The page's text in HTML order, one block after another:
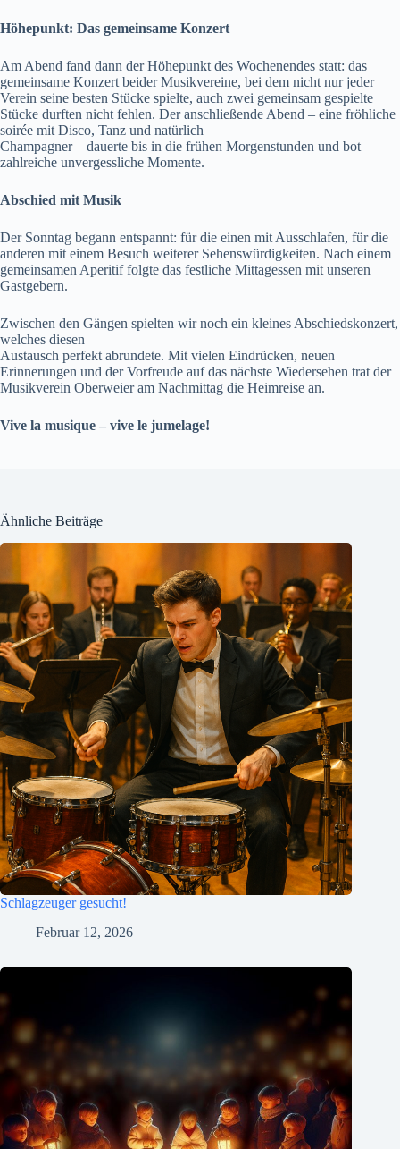
Höhepunkt: Das gemeinsame Konzert
Am Abend fand dann der Höhepunkt des Wochenendes statt: das
gemeinsame Konzert beider Musikvereine, bei dem nicht nur jeder
Verein seine besten Stücke spielte, auch zwei gemeinsam gespielte
Stücke durften nicht fehlen. Der anschließende Abend – eine fröhliche
soirée mit Disco, Tanz und natürlich
Champagner – dauerte bis in die frühen Morgenstunden und bot
zahlreiche unvergessliche Momente.
Abschied mit Musik
Der Sonntag begann entspannt: für die einen mit Ausschlafen, für die
anderen mit einem Besuch weiterer Sehenswürdigkeiten. Nach einem
gemeinsamen Aperitif folgte das festliche Mittagessen mit unseren
Gastgebern.
Zwischen den Gängen spielten wir noch ein kleines Abschiedskonzert,
welches diesen
Austausch perfekt abrundete. Mit vielen Eindrücken, neuen
Erinnerungen und der Vorfreude auf das nächste Wiedersehen trat der
Musikverein Oberweier am Nachmittag die Heimreise an.
Vive la musique – vive le jumelage!
Ähnliche Beiträge
Schlagzeuger gesucht!
Februar 12, 2026